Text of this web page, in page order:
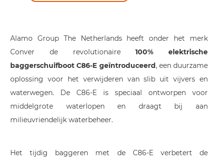
Alamo Group The Netherlands heeft onder het merk
Conver de revolutionaire100% elektrische
baggerschuifboot C86-E geïntroduceerd, een duurzame
oplossing voor het verwijderen van slib uit vijvers en
waterwegen. De C86-E is speciaal ontworpen voor
middelgrote waterlopen en draagt bij aan
milieuvriendelijk waterbeheer.
Het tijdig baggeren met de C86-E verbetert de